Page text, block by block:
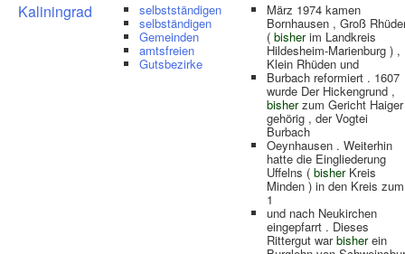
Kaliningrad selbstständigen
selbständigen
Gemeinden
amtsfreien
Gutsbezirke
März 1974 kamen
Bornhausen , Groß
( bisherim Landkreis
Hildesheim-Marienburg ) ,
Klein Rhüden und
Burbach reformiert . 1607
wurde Der Hickengrund ,
bisherzum Gericht Haiger
gehörig , der Vogtei
Burbach
Oeynhausen . Weiterhin
hatte die Eingliederung
Uffelns ( bisherKreis
Minden ) in den Kreis zum
1
und nach Neukirchen
eingepfarrt . Dieses
Rittergut warbisherein